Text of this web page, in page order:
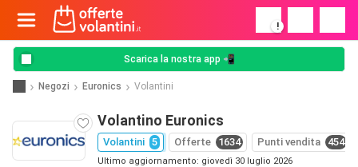
!
Scarica la nostra app 📲
Negozi Euronics Volantini
Volantino Euronics
Volantini 5 Offerte 1634 Punti vendita 454
Ultimo aggiornamento: giovedì 30 luglio 2026